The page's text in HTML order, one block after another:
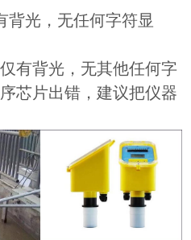
光，无任何字符显
有背光，无其他任何字
芯片出错，建议把仪器